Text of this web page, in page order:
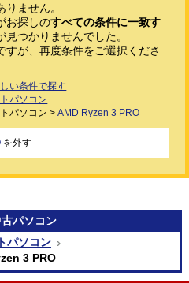
りません。
お探しのすべての条件に一致す
見つかりませんでした。
すが、再度条件をご選択くださ
い条件で探す
パソコン
パソコン >AMD Ryzen 3 PRO
を外す
パソコン
パソコン
3 PRO